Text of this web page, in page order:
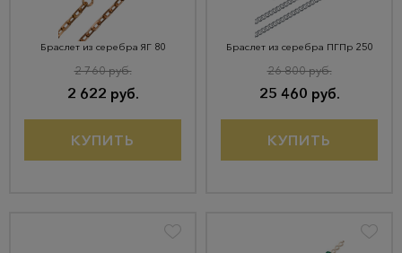
Браслет из серебра ЯГ 80
2 622 руб.
2 760 руб.
КУПИТЬ
Браслет из серебра ПГПр 250
25 460 руб.
26 800 руб.
КУПИТЬ